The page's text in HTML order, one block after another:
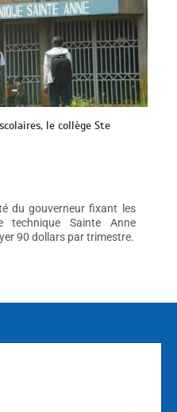
le collège Ste
du gouverneur fixant les
technique Sainte Anne
90 dollars par trimestre.